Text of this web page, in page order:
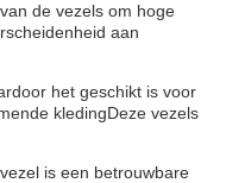
de vezels om hoge
aan
het geschikt is voor
kledingDeze vezels
is een betrouwbare